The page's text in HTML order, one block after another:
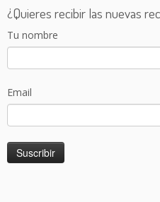
¿Quieres recibir las nuevas
Tu nombre
Email